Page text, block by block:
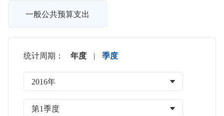
一般公共预算支出
统计周期： 年度 | 季度
2016年
第1季度